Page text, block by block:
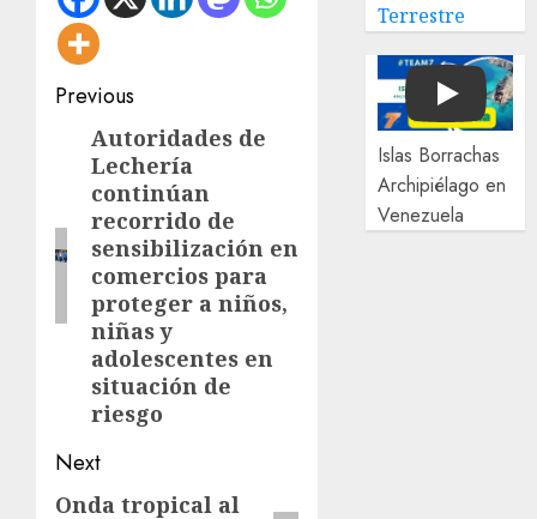
Post
navigation
Previous
Previous
post:
Autoridades de
Lechería
continúan
recorrido de
sensibilización en
comercios para
proteger a niños,
niñas y
adolescentes en
situación de
riesgo
Next
Next
Onda tropical al
Terrestre
Play
Islas Borrachas
Archipiélago en
Venezuela